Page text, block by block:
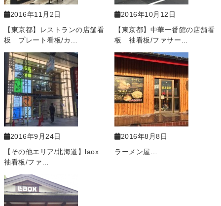
2016年11月2日
【東京都】レストランの店舗看
板 プレート看板/カ…
2016年10月12日
【東京都】中華一番館の店舗看
板 袖看板/ファサー…
2016年9月24日
【その他エリア/北海道】laox
袖看板/ファ…
2016年8月8日
ラーメン屋…